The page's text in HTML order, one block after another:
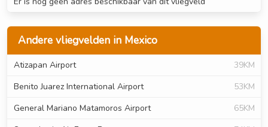
Andere vliegvelden in Mexico
Atizapan Airport
39KM
Benito Juarez International Airport
53KM
General Mariano Matamoros Airport
65KM